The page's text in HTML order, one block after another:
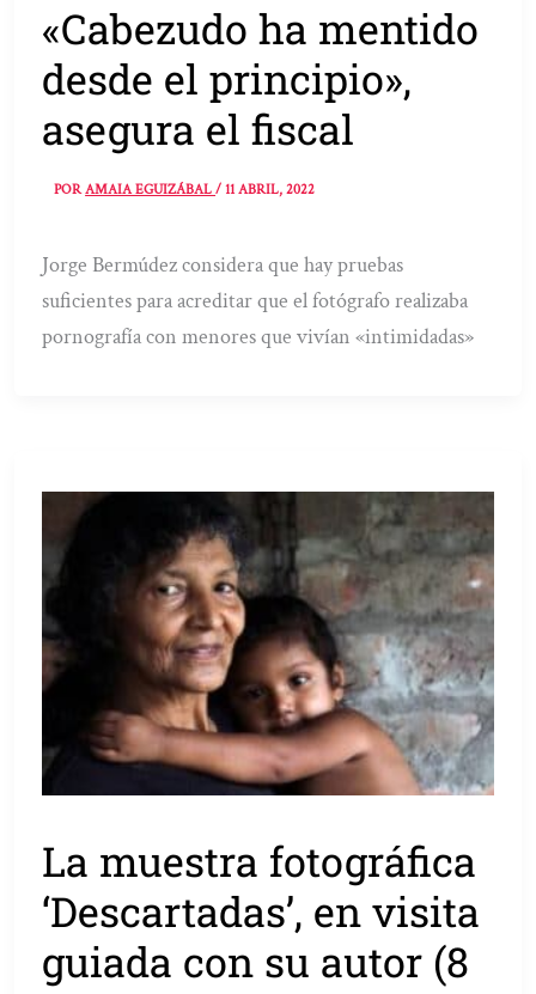
«Cabezudo ha mentido
desde el principio»,
asegura el fiscal
PORAMAIA EGUIZÁBAL/11 ABRIL, 2022
Jorge Bermúdez considera que hay pruebas
suficientes para acreditar que el fotógrafo realizaba
pornografía con menores que vivían «intimidadas»
La muestra fotográfica
‘Descartadas’, en visita
guiada con su autor (8